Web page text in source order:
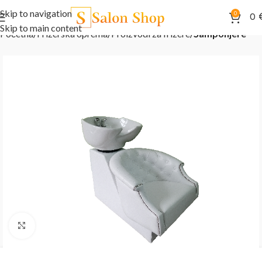
Skip to navigation
Skip to main content
0 0
Početna Frizerska oprema Proizvodi za frizere Šamponjere